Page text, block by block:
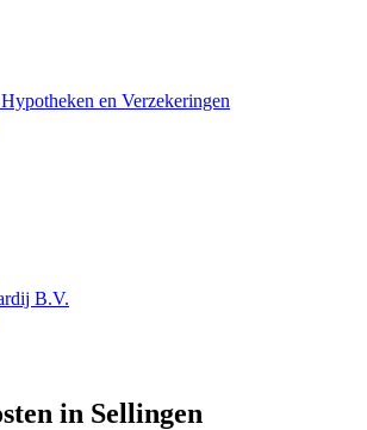
en Verzekeringen
B.V.
in Sellingen